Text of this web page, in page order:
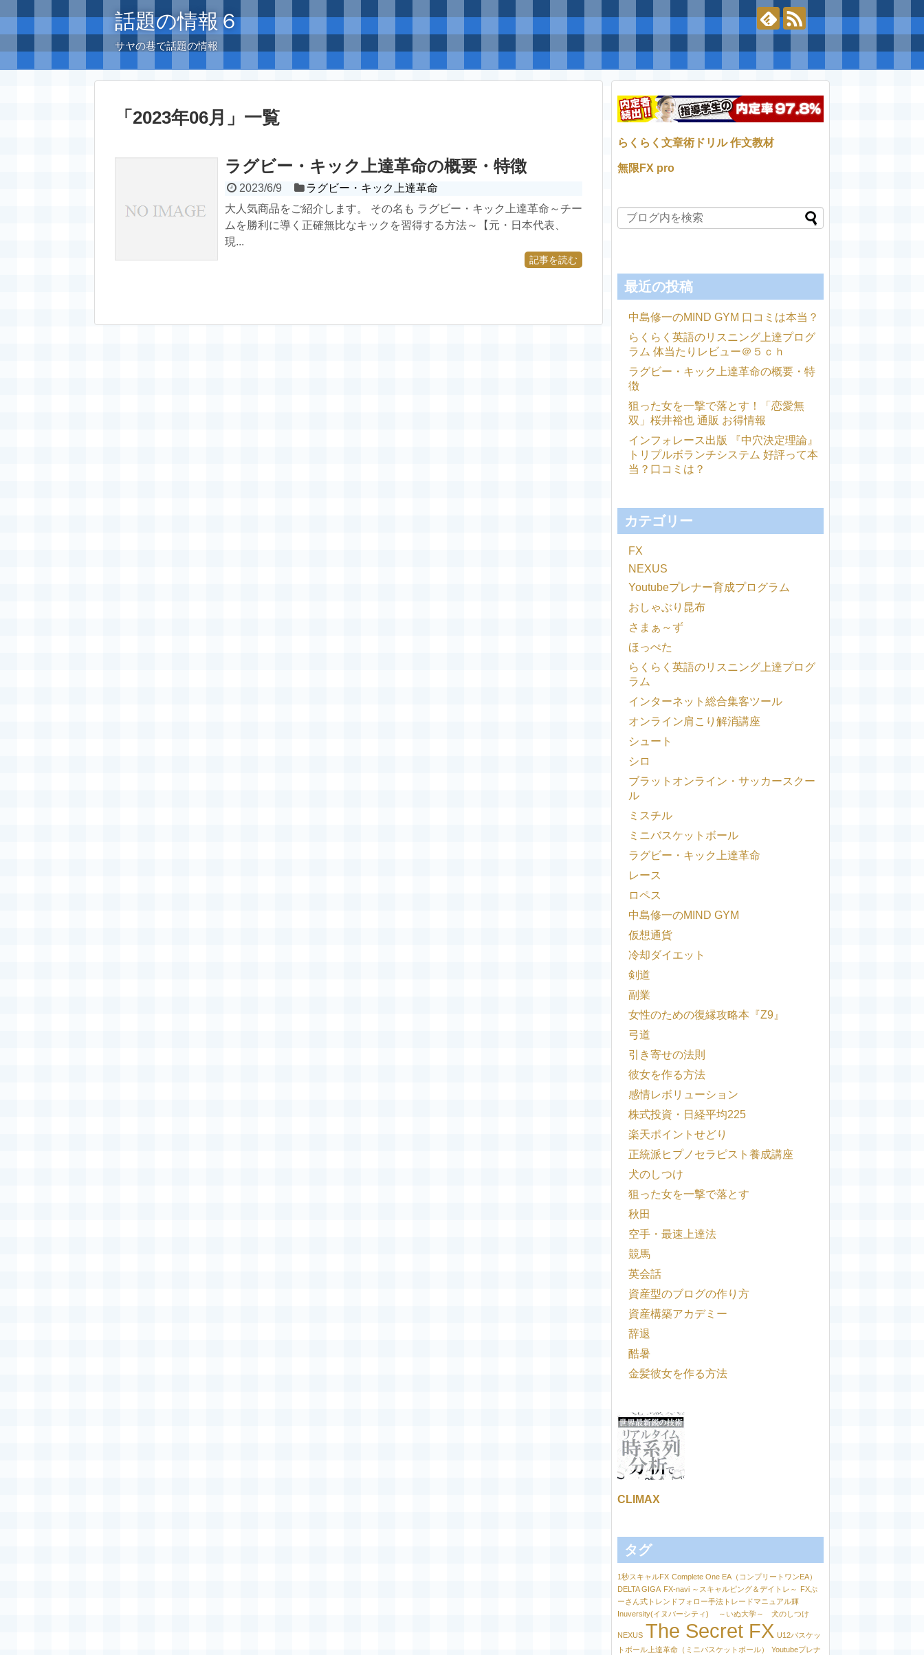
話題の情報６
サヤの巷で話題の情報
「 2023年06月 」 一覧
ラグビー・キック上達革命の概要・特徴
2023/6/9
ラグビー・キック上達革命
大人気商品をご紹介します。 その名も ラグビー・キック上達革命～チー
ムを勝利に導く正確無比なキックを習得する方法～【元・日本代表、
現...
記事を読む
らくらく文章術ドリル 作文教材
無限FX pro
最近の投稿
中島修一のMIND GYM 口コミは本当？
らくらく英語のリスニング上達プログ
ラム 体当たりレビュー＠５ｃｈ
ラグビー・キック上達革命の概要・特
徴
狙った女を一撃で落とす！「恋愛無
双」桜井裕也 通販 お得情報
インフォレース出版 『中穴決定理論』
トリプルボランチシステム 好評って本
当？口コミは？
カテゴリー
FX
NEXUS
Youtubeプレナー育成プログラム
おしゃぶり昆布
さまぁ～ず
ほっぺた
らくらく英語のリスニング上達プログ
ラム
インターネット総合集客ツール
オンライン肩こり解消講座
シュート
シロ
ブラットオンライン・サッカースクー
ル
ミスチル
ミニバスケットボール
ラグビー・キック上達革命
レース
ロペス
中島修一のMIND GYM
仮想通貨
冷却ダイエット
剣道
副業
女性のための復縁攻略本『Z9』
弓道
引き寄せの法則
彼女を作る方法
感情レボリューション
株式投資・日経平均225
楽天ポイントせどり
正統派ヒプノセラピスト養成講座
犬のしつけ
狙った女を一撃で落とす
秋田
空手・最速上達法
競馬
英会話
資産型のブログの作り方
資産構築アカデミー
辞退
酷暑
金髪彼女を作る方法
CLIMAX
タグ
1秒スキャルFX Complete One EA（コンプリートワンEA）
DELTA GIGA FX-navi ～スキャルピング＆デイトレ～ FXぷ
ーさん式トレンドフォロー手法トレードマニュアル輝
Inuversity(イヌバーシティ) ～いぬ大学～ 犬のしつけ
NEXUS The Secret FX U12バスケッ
トボール上達革命（ミニバスケットボール）
Youtubeプレナ